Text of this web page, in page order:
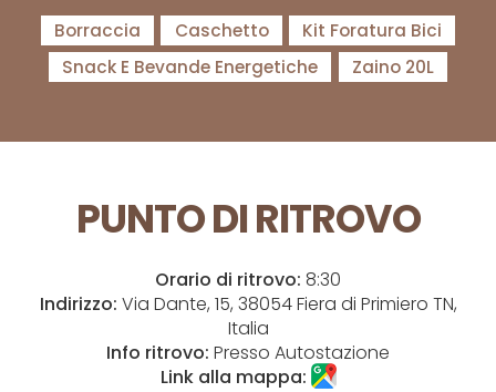
Borraccia Caschetto
Kit Foratura Bici
Snack E Bevande Energetiche
Zaino 20L
PUNTO DI RITROVO
Orario di ritrovo: 8:30
Indirizzo: Via Dante, 15, 38054 Fiera di Primiero TN,
Italia
Info ritrovo: Presso Autostazione
Link alla mappa: